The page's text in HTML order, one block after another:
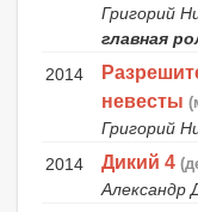
Григорий
главная
2014
невесты
Григорий
2014
Дикий 4
Александр